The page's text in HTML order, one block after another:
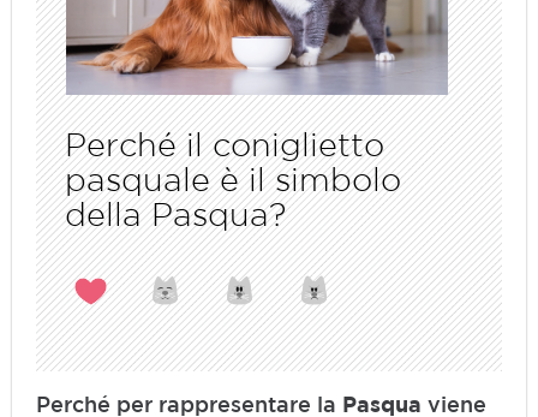
Perché il coniglietto
pasquale è il simbolo
della Pasqua?
Perché per rappresentare la Pasqua viene